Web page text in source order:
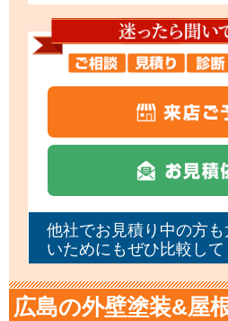
他社でお見積り中の方
いためにもぜひ比較して
広島の外壁塗装&屋